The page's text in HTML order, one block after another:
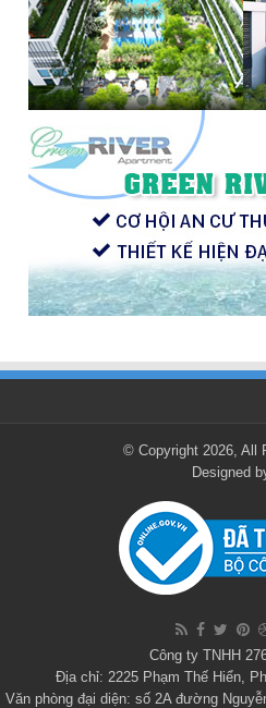
© Copyright 2026, All
Designed
Công ty TNHH
Địa chỉ: 2225 Phạm Thế Hiển,
Văn phòng đại diện: số 2A đường